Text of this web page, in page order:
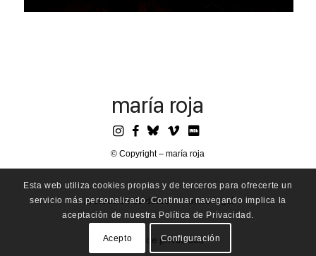
maría roja
© Copyright – maría roja
protección de datos aviso legal
política de privacidad
Esta web utiliza cookies propias y de terceros para ofrecerte un
servicio más personalizado. Continuar navegando implica la
aceptación de nuestra Política de Privacidad.
Acepto Configuración